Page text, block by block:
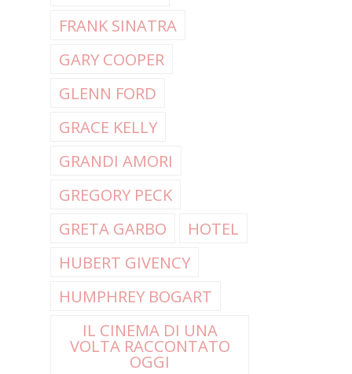
FRANK SINATRA
GARY COOPER
GLENN FORD
GRACE KELLY
GRANDI AMORI
GREGORY PECK
GRETA GARBO
HOTEL
HUBERT GIVENCY
HUMPHREY BOGART
IL CINEMA DI UNA
VOLTA RACCONTATO
OGGI